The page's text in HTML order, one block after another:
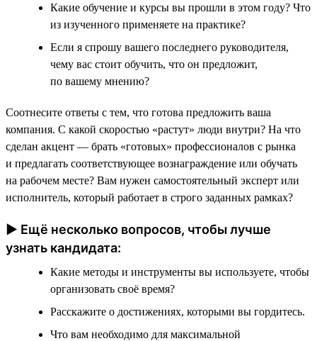
Какие обучение и курсы вы прошли в этом году? Что
из изученного применяете на практике?
Если я спрошу вашего последнего руководителя,
чему вас стоит обучить, что он предложит,
по вашему мнению?
Соотнесите ответы с тем, что готова предложить ваша
компания. С какой скоростью «растут» люди внутри? На что
сделан акцент — брать «готовых» профессионалов с рынка
и предлагать соответствующее вознаграждение или обучать
на рабочем месте? Вам нужен самостоятельный эксперт или
исполнитель, который работает в строго заданных рамках?
► Ещё несколько вопросов, чтобы лучше
узнать кандидата:
Какие методы и инструменты вы используете, чтобы
организовать своё время?
Расскажите о достижениях, которыми вы гордитесь.
Что вам необходимо для максимальной